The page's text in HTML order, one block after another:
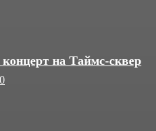
на Таймс-сквер
0